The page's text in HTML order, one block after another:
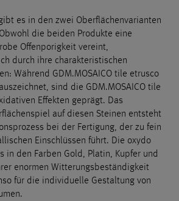
es in den zwei Oberflächenvarianten
die beiden Produkte eine
Offenporigkeit vereint,
durch ihre charakteristischen
Während GDM.MOSAICO tile etrusco
sind die GDM.MOSAICO tile
Effekten geprägt. Das
auf diesen Steinen entsteht
bei der Fertigung, der zu fein
Einschlüssen führt. Die oxydo
in den Farben Gold, Platin, Kupfer und
enormen Witterungsbeständigkeit
für die individuelle Gestaltung von